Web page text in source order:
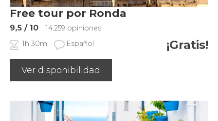
Free tour por Ronda
9,5 / 10
14.259 opiniones
1h 30m
Español ¡Gratis!
Ver disponibilidad